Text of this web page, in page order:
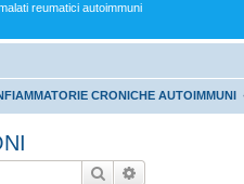
reumatici autoimmuni
CRONICHE AUTOIMMUNI
Cerca